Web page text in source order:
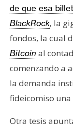
de que esa
BlackRock, la
fondos, la cual
Bitcoin al
comenzando a
la demanda
fideicomiso una
Otra tesis